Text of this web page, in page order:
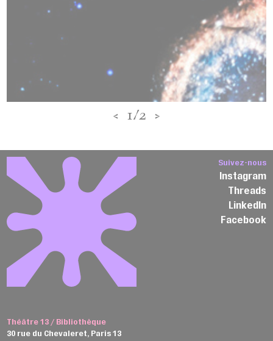
< 1/2 >
Théâtre 13 / Bibliothèque
30 rue du Chevaleret, Paris 13
Suivez-nous
Instagram
Threads
LinkedIn
Facebook